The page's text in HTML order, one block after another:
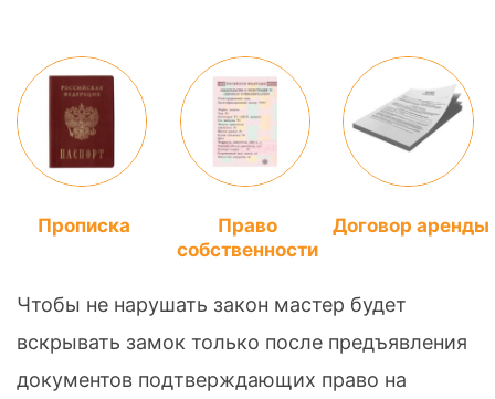
Прописка
Право
собственности
Договор аренды
Чтобы не нарушать закон мастер будет
вскрывать замок только после предъявления
документов подтверждающих право на